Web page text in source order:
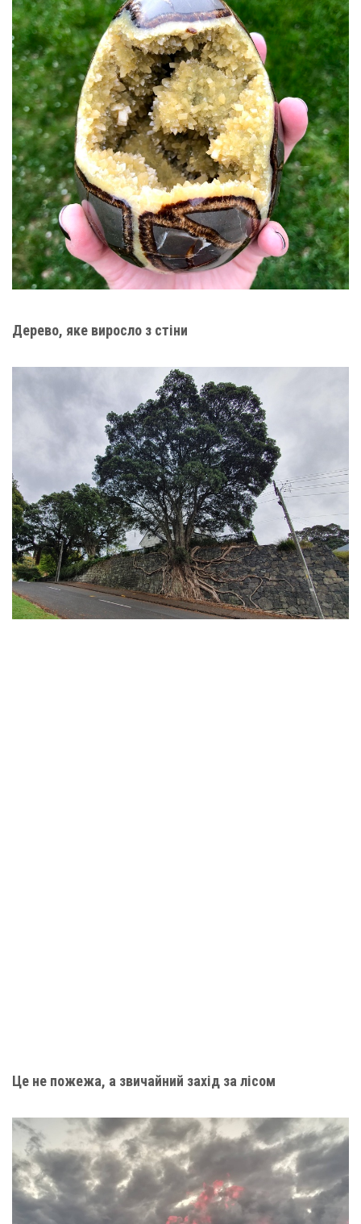
Дерево, яке виросло з стіни
Це не пожежа, а звичайний захід за лісом